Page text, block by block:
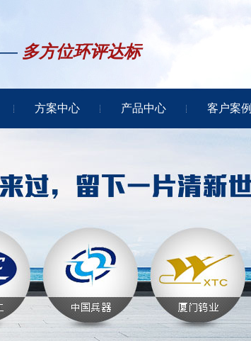
多方位环评达标
方案中心 产品中心 客户案例